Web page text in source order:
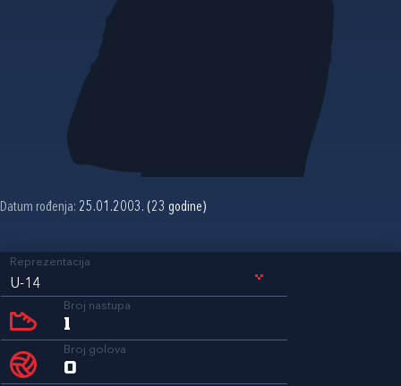
Datum rođenja: 25.01.2003. (23 godine)
Reprezentacija
U-14
Broj nastupa
1
Broj golova
0